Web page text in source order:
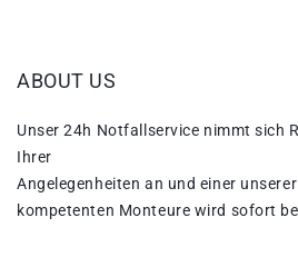
ABOUT US
Unser 24h Notfallservice nimmt sich
Ihrer
Angelegenheiten an und einer
kompetenten Monteure wird sofort